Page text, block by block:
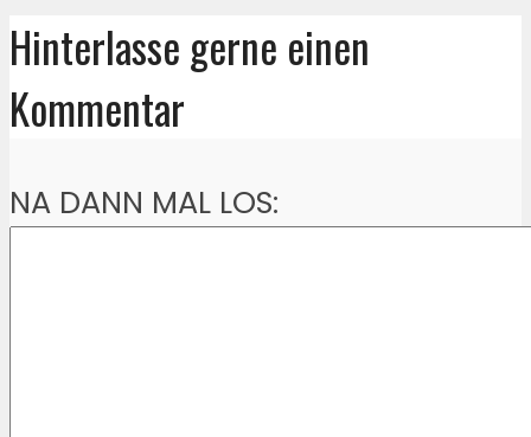
Hinterlasse gerne einen
Kommentar
NA DANN MAL LOS: